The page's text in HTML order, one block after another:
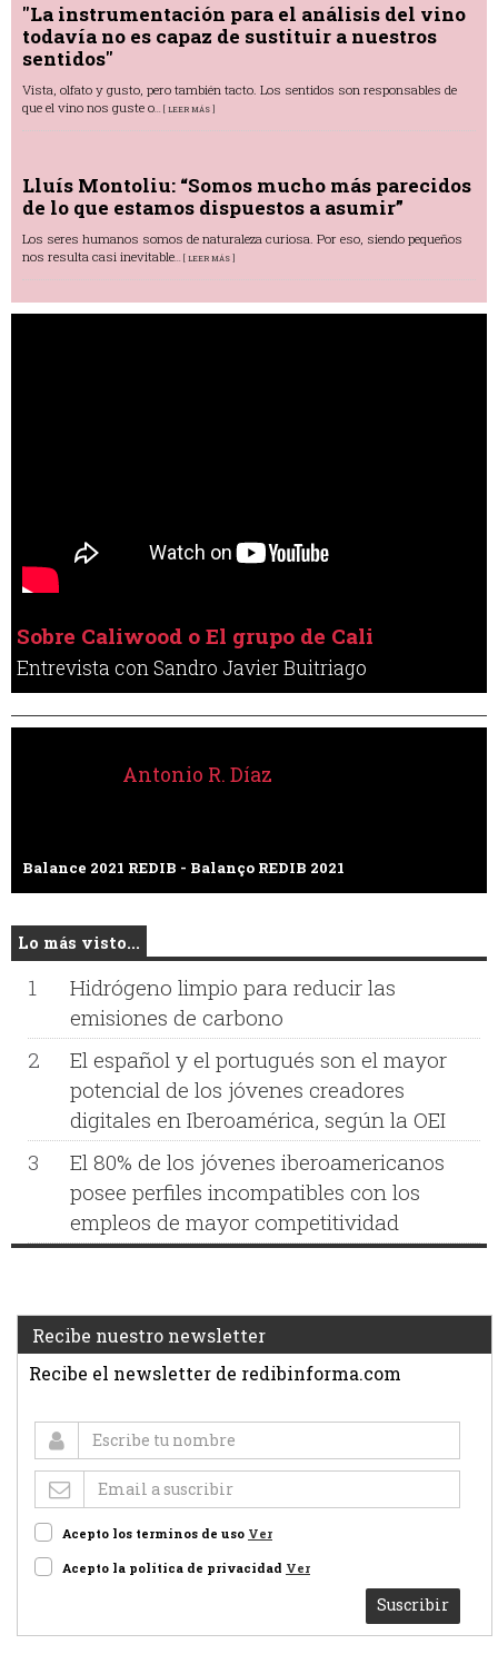
"La instrumentación para el análisis del vino
todavía no es capaz de sustituir a nuestros
sentidos"
Vista, olfato y gusto, pero también tacto. Los sentidos son responsables de
que el vino nos guste o... [ LEER MÁS ]
Lluís Montoliu: “Somos mucho más parecidos
de lo que estamos dispuestos a asumir”
Los seres humanos somos de naturaleza curiosa. Por eso, siendo pequeños
nos resulta casi inevitable... [ LEER MÁS ]
Sobre Caliwood o El grupo de Cali
Entrevista con Sandro Javier Buitriago
Antonio R. Díaz
Balance 2021 REDIB - Balanço REDIB 2021
Lo más visto...
1
Hidrógeno limpio para reducir las
emisiones de carbono
2
El español y el portugués son el mayor
potencial de los jóvenes creadores
digitales en Iberoamérica, según la OEI
3
El 80% de los jóvenes iberoamericanos
posee perfiles incompatibles con los
empleos de mayor competitividad
Recibe nuestro newsletter
Recibe el newsletter de redibinforma.com
Acepto los terminos de uso Ver
Acepto la política de privacidad Ver
Suscribir